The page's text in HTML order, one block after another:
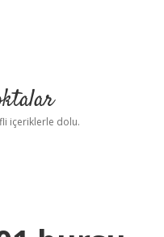
içeriklerle dolu.